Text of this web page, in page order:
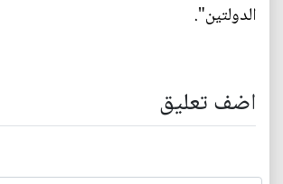
الدولتين".
اضف تعليق